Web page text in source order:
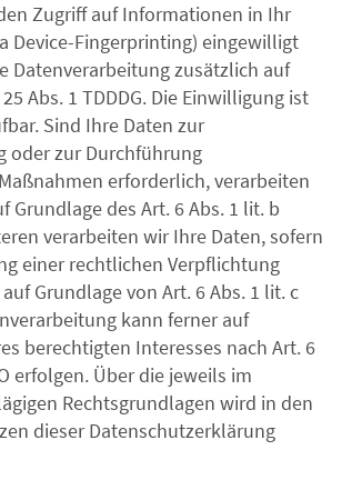
Zugriff auf Informationen in Ihr
Device-Fingerprinting) eingewilligt
Datenverarbeitung zusätzlich auf
Abs. 1 TDDDG. Die Einwilligung ist
Sind Ihre Daten zur
oder zur Durchführung
erforderlich, verarbeiten
Grundlage des Art. 6 Abs. 1 lit. b
verarbeiten wir Ihre Daten, sofern
einer rechtlichen Verpflichtung
Grundlage von Art. 6 Abs. 1 lit. c
kann ferner auf
berechtigten Interesses nach Art. 6
erfolgen. Über die jeweils im
Rechtsgrundlagen wird in den
dieser Datenschutzerklärung